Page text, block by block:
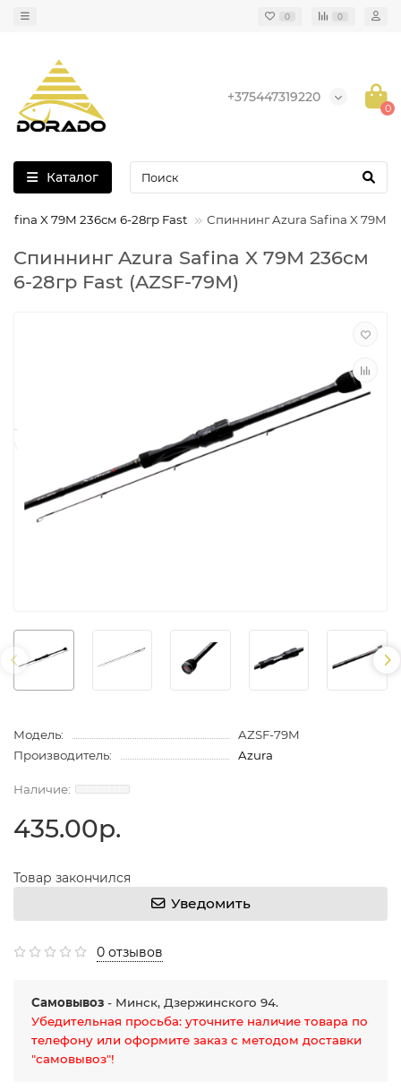
0 0
+375447319220
0
Каталог
X 79M 236см 6-28гр Fast Спиннинг Azura Safina X 79M
Спиннинг Azura Safina X 79M 236см
6-28гр Fast (AZSF-79M)
Модель:
AZSF-79M
Производитель:
Azura
435.00р.
Товар закончился
Уведомить
0 отзывов
Самовывоз - Минск, Дзержинского 94.
Убедительная просьба: уточните наличие товара по
телефону или оформите заказ с методом доставки
"самовывоз"!